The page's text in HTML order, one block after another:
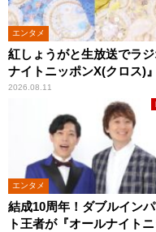
エンタメ
紅しょうがと生放送でラ
ナイトニッポンX(クロス)』
2026.08.11
エンタメ
結成10周年！ダブルインパ
ト王者が『オールナイトニ